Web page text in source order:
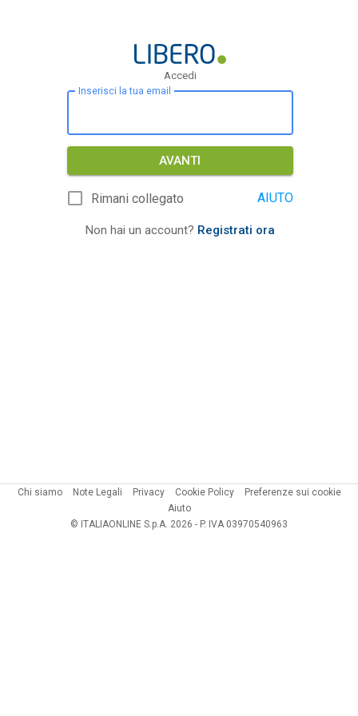
Accedi
Inserisci la tua email
AVANTI
Rimani collegato AIUTO
Non hai un account? Registrati ora
Chi siamo Note Legali Privacy Cookie Policy
Preferenze sui cookie
Aiuto
© ITALIAONLINE S.p.A. 2026 - P. IVA 03970540963